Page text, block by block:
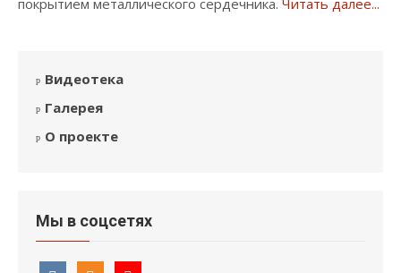
покрытием металлического сердечника. Читать далее...
Видеотека
Галерея
О проекте
Мы в соцсетях